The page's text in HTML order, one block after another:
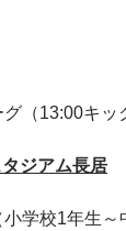
（13:00キッ
ジアム長居
校1年生～中